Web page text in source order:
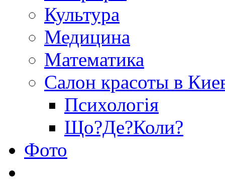
Культура
Медицина
Математика
Салон красоты в
Психологія
Що?Де?Коли?
Фото